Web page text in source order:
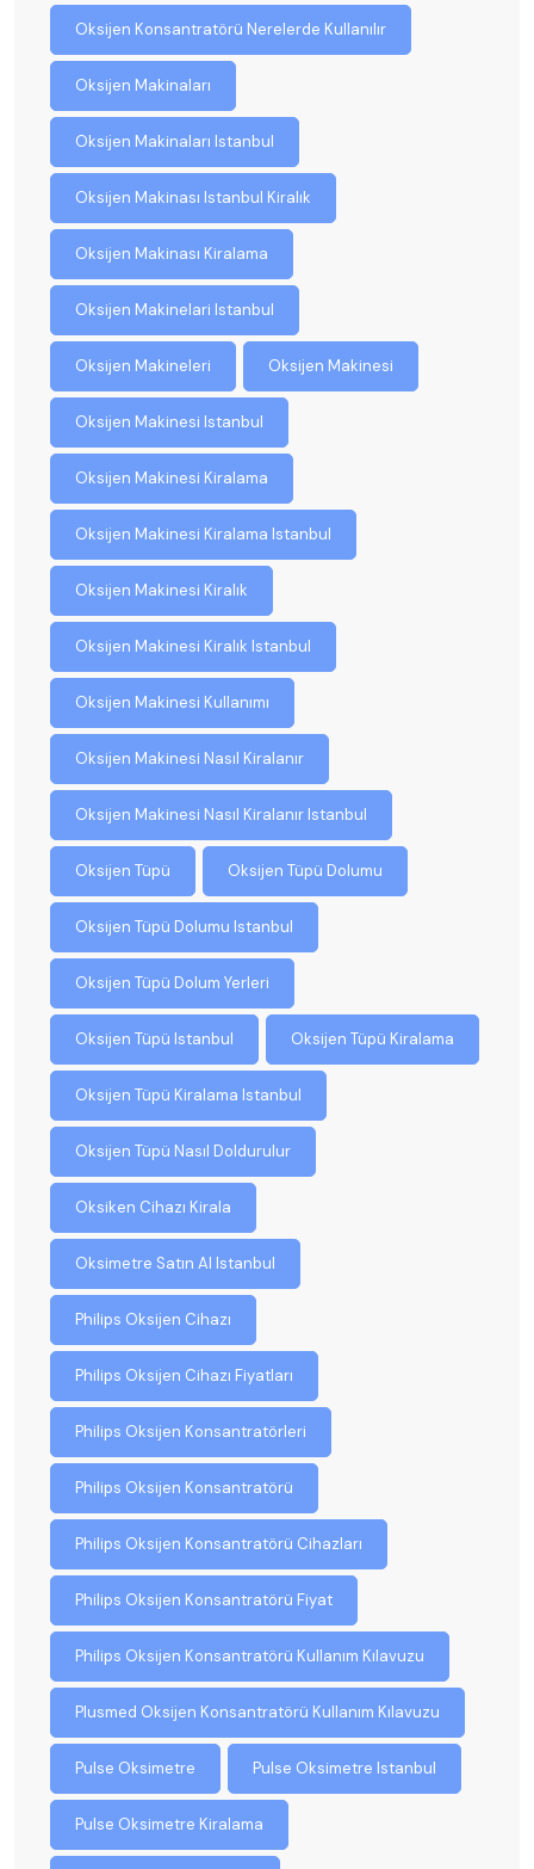
Oksijen Konsantratörü Nerelerde Kullanılır
Oksijen Makinaları
Oksijen Makinaları Istanbul
Oksijen Makinası Istanbul Kiralık
Oksijen Makinası Kiralama
Oksijen Makinelari Istanbul
Oksijen Makineleri Oksijen Makinesi
Oksijen Makinesi Istanbul
Oksijen Makinesi Kiralama
Oksijen Makinesi Kiralama Istanbul
Oksijen Makinesi Kiralık
Oksijen Makinesi Kiralık Istanbul
Oksijen Makinesi Kullanımı
Oksijen Makinesi Nasıl Kiralanır
Oksijen Makinesi Nasıl Kiralanır Istanbul
Oksijen Tüpü Oksijen Tüpü Dolumu
Oksijen Tüpü Dolumu Istanbul
Oksijen Tüpü Dolum Yerleri
Oksijen Tüpü Istanbul Oksijen Tüpü Kiralama
Oksijen Tüpü Kiralama Istanbul
Oksijen Tüpü Nasıl Doldurulur
Oksiken Cihazı Kirala
Oksimetre Satın Al Istanbul
Philips Oksijen Cihazı
Philips Oksijen Cihazı Fiyatları
Philips Oksijen Konsantratörleri
Philips Oksijen Konsantratörü
Philips Oksijen Konsantratörü Cihazları
Philips Oksijen Konsantratörü Fiyat
Philips Oksijen Konsantratörü Kullanım Kılavuzu
Plusmed Oksijen Konsantratörü Kullanım Kılavuzu
Pulse Oksimetre Pulse Oksimetre Istanbul
Pulse Oksimetre Kiralama